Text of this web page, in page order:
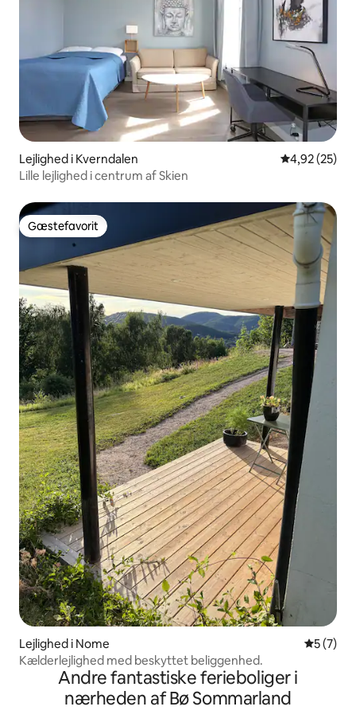
Lejlighed i Kverndalen 4,92 ud af 5 i
4,92 (25)
Lille lejlighed i centrum af Skien
Gæstefavorit
Gæstefavorit
Lejlighed i Nome 5 ud af 5
5 (7)
Kælderlejlighed med beskyttet beliggenhed.
Andre fantastiske ferieboliger i
nærheden af Bø Sommarland